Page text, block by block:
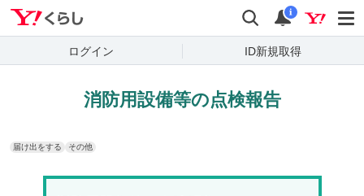
検索 通知
i
ログイン ID新規取得
消防用設備等の点検報告
届け出をする その他